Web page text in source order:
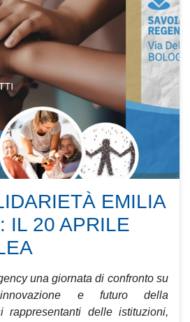
EMILIA
IL 20 APRILE
una giornata di confronto su
e futuro della
rappresentanti delle istituzioni,